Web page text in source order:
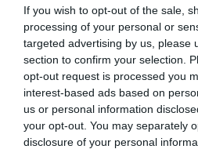
If you wish to opt-out of the sale,
processing of your personal or
targeted advertising by us, please
section to confirm your selection.
opt-out request is processed you
interest-based ads based on
us or personal information
your opt-out. You may separately
disclosure of your personal
Klasszikus kabrió a